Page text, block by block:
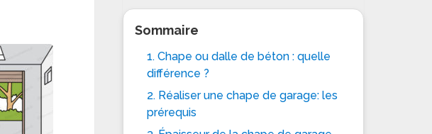
Sommaire
1. Chape ou dalle de béton : quelle
différence ?
2. Réaliser une chape de garage: les
prérequis